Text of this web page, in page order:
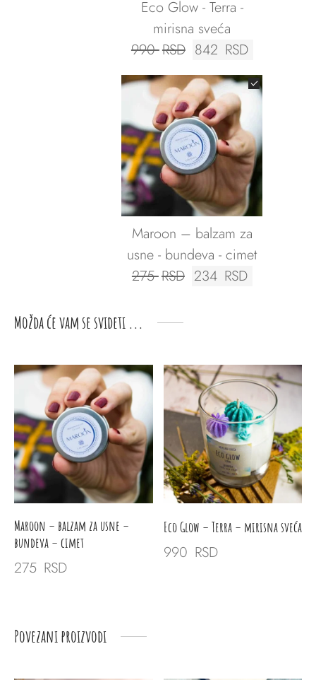
Eco Glow - Terra -
mirisna sveća
990RSD Originalna
cena
je
bila:
990 RSD.
842 RSD
cena
je:
Maroon – balzam za
usne - bundeva - cimet
275RSD Originalna
275 RSD.
234 RSD
Možda će vam se svideti ...
Maroon – balzam za usne –
bundeva – cimet
275 RSD
Eco Glow – Terra – mirisna sveća
990 RSD
Povezani proizvodi